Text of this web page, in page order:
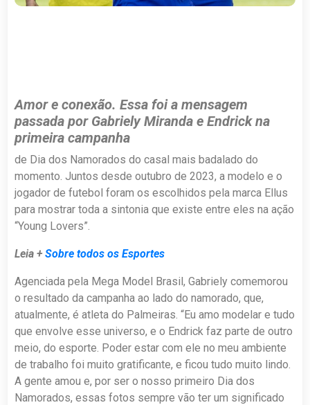
Amor e conexão. Essa foi a mensagem
passada por Gabriely Miranda e Endrick na
primeira campanha
de Dia dos Namorados do casal mais badalado do
momento. Juntos desde outubro de 2023, a modelo e o
jogador de futebol foram os escolhidos pela marca Ellus
para mostrar toda a sintonia que existe entre eles na ação
“Young Lovers”.
Leia +Sobre todos os Esportes
Agenciada pela Mega Model Brasil, Gabriely comemorou
o resultado da campanha ao lado do namorado, que,
atualmente, é atleta do Palmeiras. “Eu amo modelar e tudo
que envolve esse universo, e o Endrick faz parte de outro
meio, do esporte. Poder estar com ele no meu ambiente
de trabalho foi muito gratificante, e ficou tudo muito lindo.
A gente amou e, por ser o nosso primeiro Dia dos
Namorados, essas fotos sempre vão ter um significado